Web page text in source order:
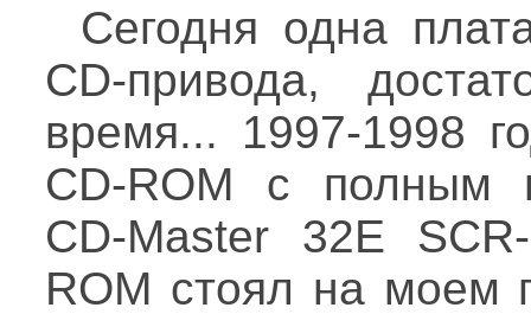
Сегодня одна
CD-привода,
время... 1997-1998
CD-ROM с полным
CD-Master 32E
ROM стоял на моем